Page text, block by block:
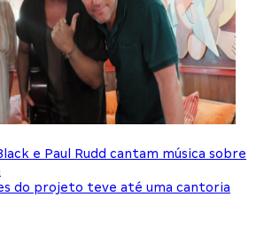
e Paul Rudd cantam música sobre
do projeto teve até uma cantoria